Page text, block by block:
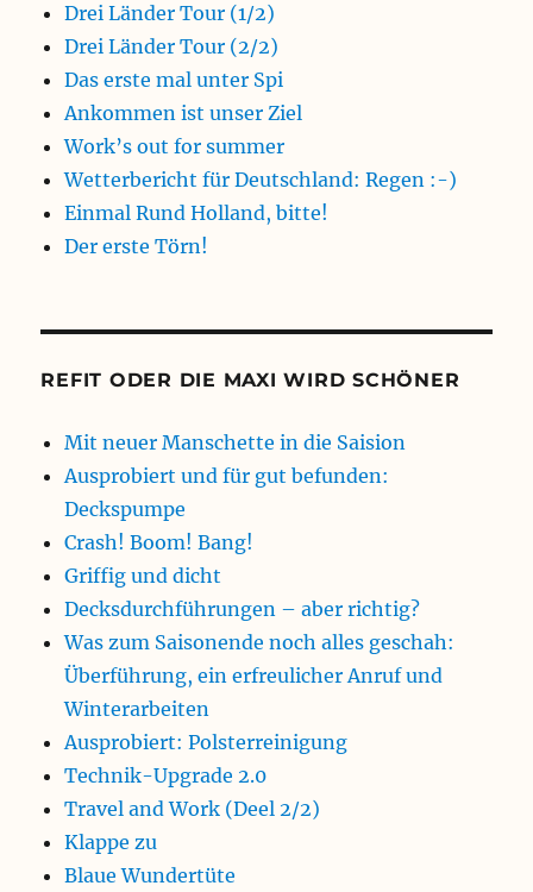
Drei Länder Tour (1/2)
Drei Länder Tour (2/2)
Das erste mal unter Spi
Ankommen ist unser Ziel
Work’s out for summer
Wetterbericht für Deutschland: Regen :-)
Einmal Rund Holland, bitte!
Der erste Törn!
REFIT ODER DIE MAXI WIRD SCHÖNER
Mit neuer Manschette in die Saision
Ausprobiert und für gut befunden:
Deckspumpe
Crash! Boom! Bang!
Griffig und dicht
Decksdurchführungen – aber richtig?
Was zum Saisonende noch alles geschah:
Überführung, ein erfreulicher Anruf und
Winterarbeiten
Ausprobiert: Polsterreinigung
Technik-Upgrade 2.0
Travel and Work (Deel 2/2)
Klappe zu
Blaue Wundertüte